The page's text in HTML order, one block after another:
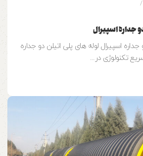
جداره اسپیرال
اسپیرال لوله های پلی اتیلن دو جداره
تکنولوژی در...